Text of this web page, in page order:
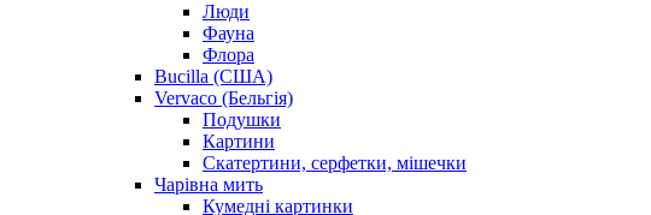
Люди
Фауна
Флора
Bucilla (США)
Vervaco (Бельгія)
Подушки
Картини
Скатертини, серфетки, мішечки
Чарiвна мить
Кумедні картинки